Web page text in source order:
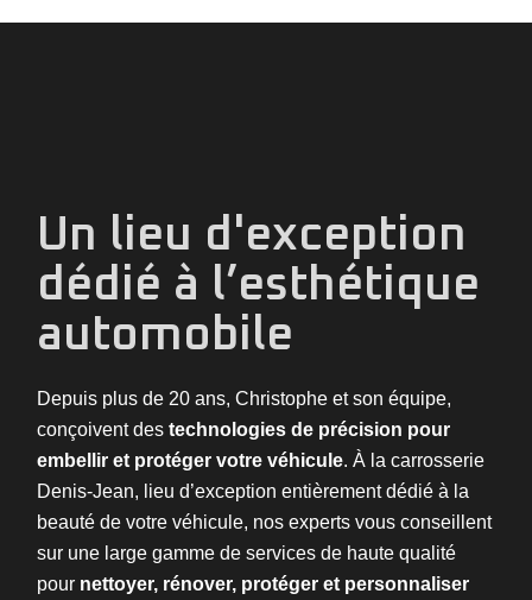
Un lieu d'exception
dédié à l’esthétique
automobile
Depuis plus de 20 ans, Christophe et son équipe,
conçoivent destechnologies de précision pour
embellir et protéger votre véhicule. À la carrosserie
Denis-Jean, lieu d’exception entièrement dédié à la
beauté de votre véhicule, nos experts vous conseillent
sur une large gamme de services de haute qualité
pour nettoyer, rénover, protéger et personnaliser